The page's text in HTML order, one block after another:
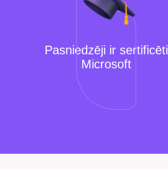
Pasniedzēji ir sertificēti
Microsoft